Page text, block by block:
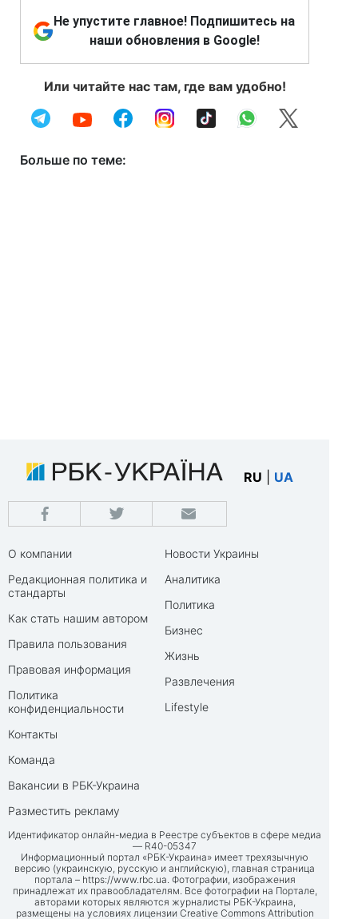
Не упустите главное! Подпишитесь на
наши обновления в Google!
Или читайте нас там, где вам удобно!
Больше по теме:
RU UA
О компании
Редакционная политика и
стандарты
Как стать нашим автором
Правила пользования
Правовая информация
Политика
конфиденциальности
Контакты
Команда
Вакансии в РБК-Украина
Разместить рекламу
Новости Украины
Аналитика
Политика
Бизнес
Жизнь
Развлечения
Lifestyle
Идентификатор онлайн-медиа в Реестре субъектов в сфере медиа
— R40-05347
Информационный портал «РБК-Украина» имеет трехязычную
версию (украинскую, русскую и английскую), главная страница
портала – https://www.rbc.ua. Фотографии, изображения
принадлежат их правообладателям. Все фотографии на Портале,
авторами которых являются журналисты РБК-Украина,
размещены на условиях лицензии Creative Commons Attribution